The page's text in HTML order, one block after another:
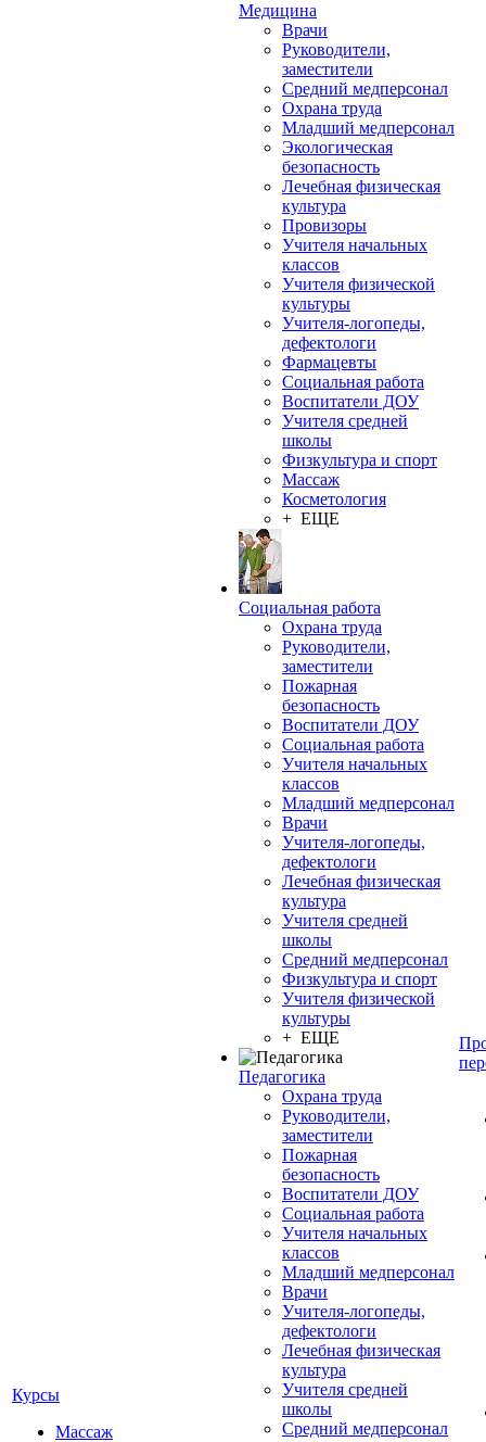
Курсы
Массаж
Медицина
Врачи
Руководители,
заместители
Средний медперсонал
Охрана труда
Младший медперсонал
Экологическая
безопасность
Лечебная физическая
культура
Провизоры
Учителя начальных
классов
Учителя физической
культуры
Учителя-логопеды,
дефектологи
Фармацевты
Социальная работа
Воспитатели ДОУ
Учителя средней
школы
Физкультура и спорт
Массаж
Косметология
+ ЕЩЕ
Социальная работа
Охрана труда
Руководители,
заместители
Пожарная
безопасность
Воспитатели ДОУ
Социальная работа
Учителя начальных
классов
Младший медперсонал
Врачи
Учителя-логопеды,
дефектологи
Лечебная физическая
культура
Учителя средней
школы
Средний медперсонал
Физкультура и спорт
Учителя физической
культуры
+ ЕЩЕ
Педагогика
Охрана труда
Руководители,
заместители
Пожарная
безопасность
Воспитатели ДОУ
Социальная работа
Учителя начальных
классов
Младший медперсонал
Врачи
Учителя-логопеды,
дефектологи
Лечебная физическая
культура
Учителя средней
школы
Средний медперсонал